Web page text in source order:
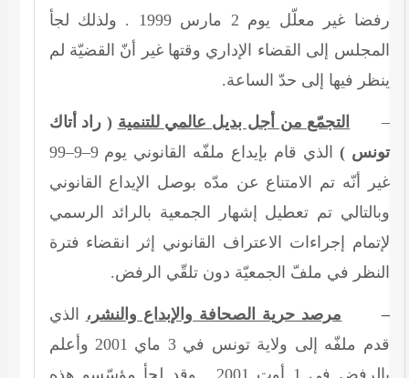
رفضا غير معلّل يوم 2 مارس1999 . ولذلك لجأ
المجلس إلى القضاء الإداري وقتها غير أنّ القضيّة لم
ينظر فيها إلى حدّ الساعة.
– التجمّع من أجل بديل عالمي للتنمية ( راد أتاك
تونس ) الذي قام بإيداع ملفّه القانوني يوم9
–
9
–
99
غير أنّه تم الامتناع عن مدّه بوصل الإيداع القانوني
وبالتالي تم تعطيل إشهار الجمعية بالرائد الرسمي
لإتمام إجراءات الاعتراف القانوني إثر انقضاء فترة
النظر في ملفّ الجمعيّة دون تلقّي الرفض.
– مرصد حرية الصحافة والإبداع والنشر، الذي
قدم ملفّه إلى ولاية تونس في 3 ماي 2001 وأعلم
بالرفض في 1 أوت 2001 . وقد لجأ مؤسّسو هذه